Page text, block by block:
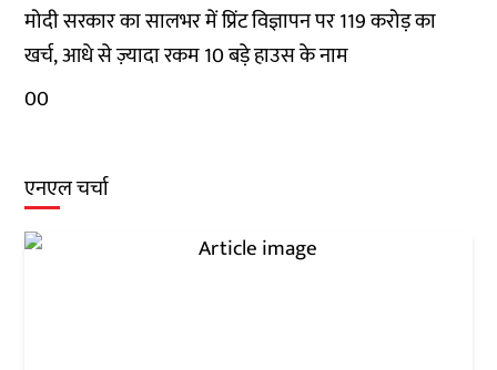
मोदी सरकार का सालभर में प्रिंट विज्ञापन पर 119 करोड़ का
खर्च, आधे से ज़्यादा रकम 10 बड़े हाउस के नाम
00
एनएल चर्चा